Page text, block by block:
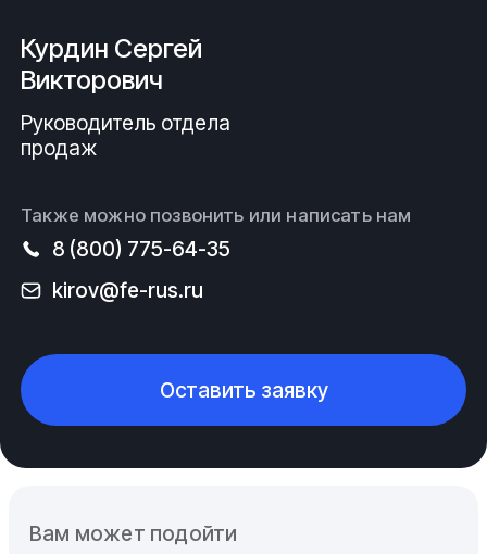
Курдин Сергей
Викторович
Руководитель отдела
продаж
Также можно позвонить или написать нам
8 (800) 775-64-35
kirov@fe-rus.ru
Оставить заявку
Вам может подойти